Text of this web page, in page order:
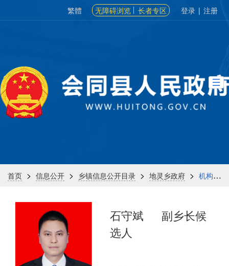
繁體 无障碍浏览 长者专区 登录 | 注册
首页 > 信息公开 > 乡镇信息公开目录 > 地灵乡政府 > 机构信息
石守斌
副乡长候
选人